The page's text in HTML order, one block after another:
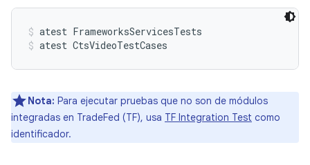
atest FrameworksServicesTests
atest CtsVideoTestCases
Nota: Para ejecutar pruebas que no son de módulos
integradas en TradeFed (TF), usa TF Integration Test como
identificador.